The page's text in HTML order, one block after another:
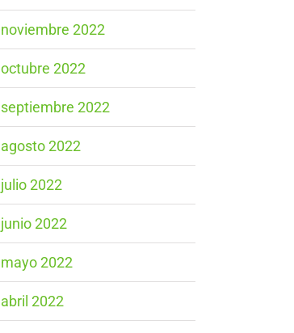
noviembre 2022
octubre 2022
septiembre 2022
agosto 2022
julio 2022
junio 2022
mayo 2022
abril 2022